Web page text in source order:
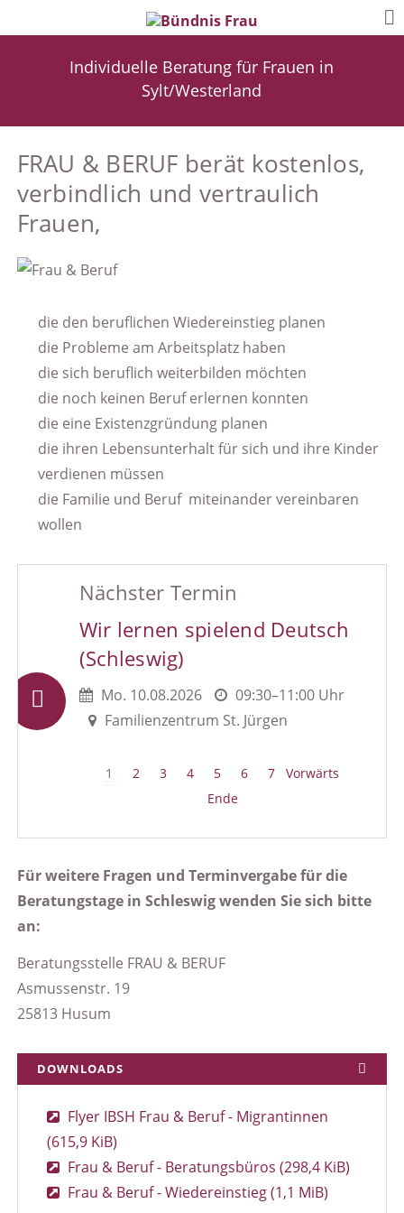
Individuelle Beratung für Frauen in
Sylt/Westerland
FRAU & BERUF berät kostenlos,
verbindlich und vertraulich
Frauen,
die den beruflichen Wiedereinstieg planen
die Probleme am Arbeitsplatz haben
die sich beruflich weiterbilden möchten
die noch keinen Beruf erlernen konnten
die eine Existenzgründung planen
die ihren Lebensunterhalt für sich und ihre Kinder
verdienen müssen
die Familie und Beruf miteinander vereinbaren
wollen
Nächster Termin
Wir lernen spielend Deutsch
(Schleswig)
Mo. 10.08.2026
09:30–11:00 Uhr
Familienzentrum St. Jürgen
1 2 3 4 5 6 7
Vorwärts
Ende
Für weitere Fragen und Terminvergabe für die
Beratungstage in Schleswig wenden Sie sich bitte
an:
Beratungsstelle FRAU & BERUF
Asmussenstr. 19
25813 Husum
DOWNLOADS
Flyer IBSH Frau & Beruf - Migrantinnen
(615,9 KiB)
Frau & Beruf - Beratungsbüros (298,4 KiB)
Frau & Beruf - Wiedereinstieg(1,1 MiB)